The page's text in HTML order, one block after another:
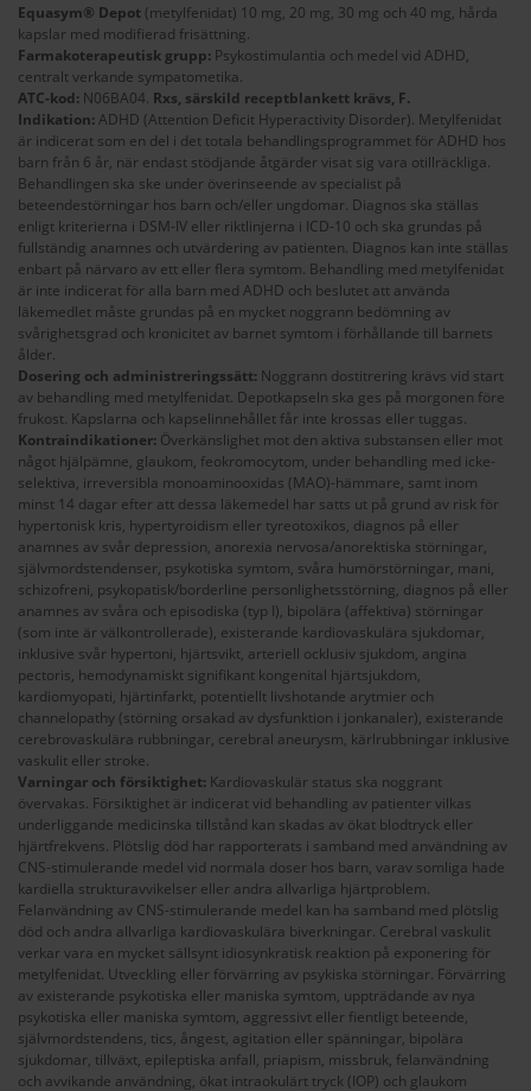
Equasym® Depot (metylfenidat) 10 mg, 20 mg, 30 mg och 40 mg, hårda
kapslar med modifierad frisättning.
Farmakoterapeutisk grupp: Psykostimulantia och medel vid ADHD,
centralt verkande sympatometika.
ATC-kod: N06BA04. Rxs, särskild receptblankett krävs, F.
Indikation: ADHD (Attention Deficit Hyperactivity Disorder). Metylfenidat
är indicerat som en del i det totala behandlingsprogrammet för ADHD hos
barn från 6 år, när endast stödjande åtgärder visat sig vara otillräckliga.
Behandlingen ska ske under överinseende av specialist på
beteendestörningar hos barn och/eller ungdomar. Diagnos ska ställas
enligt kriterierna i DSM-IV eller riktlinjerna i ICD-10 och ska grundas på
fullständig anamnes och utvärdering av patienten. Diagnos kan inte ställas
enbart på närvaro av ett eller flera symtom. Behandling med metylfenidat
är inte indicerat för alla barn med ADHD och beslutet att använda
läkemedlet måste grundas på en mycket noggrann bedömning av
svårighetsgrad och kronicitet av barnet symtom i förhållande till barnets
ålder.
Dosering och administreringssätt: Noggrann dostitrering krävs vid start
av behandling med metylfenidat. Depotkapseln ska ges på morgonen före
frukost. Kapslarna och kapselinnehållet får inte krossas eller tuggas.
Kontraindikationer: Överkänslighet mot den aktiva substansen eller mot
något hjälpämne, glaukom, feokromocytom, under behandling med icke-
selektiva, irreversibla monoaminooxidas (MAO)-hämmare, samt inom
minst 14 dagar efter att dessa läkemedel har satts ut på grund av risk för
hypertonisk kris, hypertyroidism eller tyreotoxikos, diagnos på eller
anamnes av svår depression, anorexia nervosa/anorektiska störningar,
självmordstendenser, psykotiska symtom, svåra humörstörningar, mani,
schizofreni, psykopatisk/borderline personlighetsstörning, diagnos på eller
anamnes av svåra och episodiska (typ I), bipolära (affektiva) störningar
(som inte är välkontrollerade), existerande kardiovaskulära sjukdomar,
inklusive svår hypertoni, hjärtsvikt, arteriell ocklusiv sjukdom, angina
pectoris, hemodynamiskt signifikant kongenital hjärtsjukdom,
kardiomyopati, hjärtinfarkt, potentiellt livshotande arytmier och
channelopathy (störning orsakad av dysfunktion i jonkanaler), existerande
cerebrovaskulära rubbningar, cerebral aneurysm, kärlrubbningar inklusive
vaskulit eller stroke.
Varningar och försiktighet: Kardiovaskulär status ska noggrant
övervakas. Försiktighet är indicerat vid behandling av patienter vilkas
underliggande medicinska tillstånd kan skadas av ökat blodtryck eller
hjärtfrekvens. Plötslig död har rapporterats i samband med användning av
CNS-stimulerande medel vid normala doser hos barn, varav somliga hade
kardiella strukturavvikelser eller andra allvarliga hjärtproblem.
Felanvändning av CNS-stimulerande medel kan ha samband med plötslig
död och andra allvarliga kardiovaskulära biverkningar. Cerebral vaskulit
verkar vara en mycket sällsynt idiosynkratisk reaktion på exponering för
metylfenidat. Utveckling eller förvärring av psykiska störningar. Förvärring
av existerande psykotiska eller maniska symtom, uppträdande av nya
psykotiska eller maniska symtom, aggressivt eller fientligt beteende,
självmordstendens, tics, ångest, agitation eller spänningar, bipolära
sjukdomar, tillväxt, epileptiska anfall, priapism, missbruk, felanvändning
och avvikande användning, ökat intraokulärt tryck (IOP) och glaukom